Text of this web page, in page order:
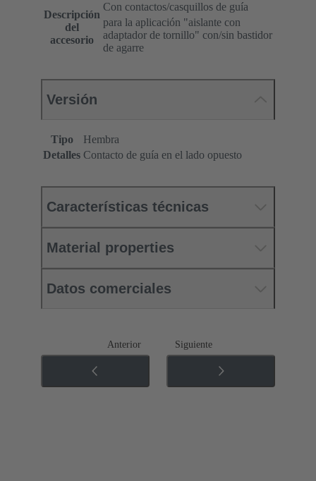
Descripción
del
accesorio
Con contactos/casquillos de guía
para la aplicación "aislante con
adaptador de tornillo" con/sin bastidor
de agarre
Versión
Tipo
Hembra
Detalles Contacto de guía en el lado opuesto
Características técnicas
Material properties
Datos comerciales
Anterior Siguiente